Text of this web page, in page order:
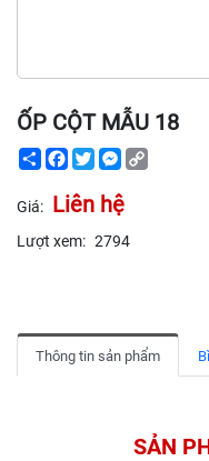
ỐP CỘT MẪU 18
ShareFacebook
TwitterMessenger
Giá: Liên hệ
Lượt xem: 2794
Thông tin sản phẩm
SẢN